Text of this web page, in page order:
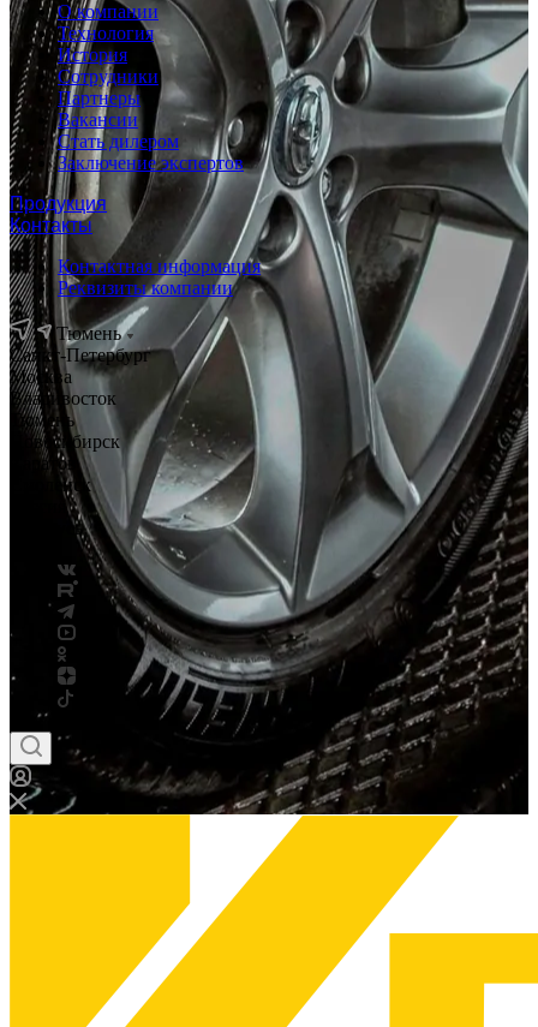
О компании
Технология
История
Сотрудники
Партнеры
Вакансии
Стать дилером
Заключение экспертов
Продукция
Контакты
Контактная информация
Реквизиты компании
Тюмень
Санкт-Петербург
Москва
Владивосток
Тюмень
Новосибирск
Саратов
Смоленск
Беларусь